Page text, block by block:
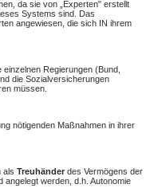
da sie von „Experten" erstellt
Systems sind. Das
angewiesen, die sich IN ihrem
Regierungen (Bund,
die Sozialversicherungen
müssen.
nötigenden Maßnahmen in ihrer
als Treuhänder des Vermögens der
werden, d.h. Autonomie